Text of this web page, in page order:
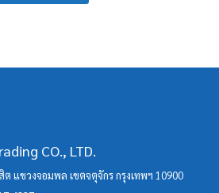
CO., LTD.
แขวงจอมพล เขตจตุจักร กรุงเทพฯ 10900